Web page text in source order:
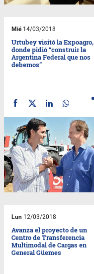
Mié14/03/2018
Urtubey visitó la Expoagro,
donde pidió “construir la
Argentina Federal que nos
debemos”
Lun 12/03/2018
Avanza el proyecto de un
Centro de Transferencia
Multimodal de Cargas en
General Güemes